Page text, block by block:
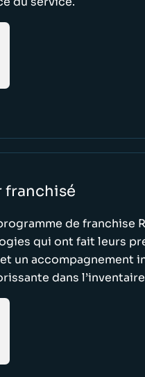
franchisé
de franchise
qui ont fait leurs
un accompagnement
dans